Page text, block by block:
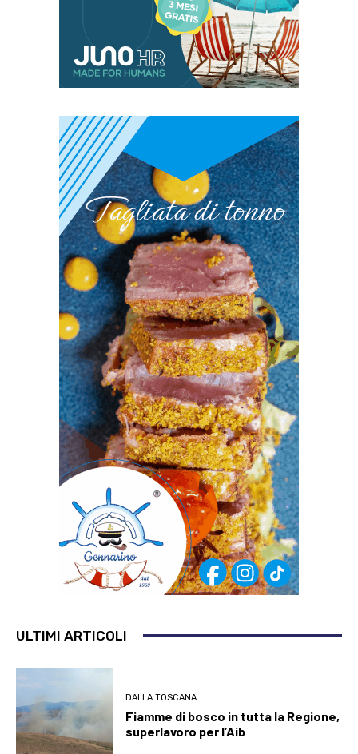
ULTIMI ARTICOLI
DALLA TOSCANA
Fiamme di bosco in tutta la Regione,
superlavoro per l’Aib